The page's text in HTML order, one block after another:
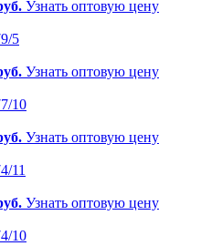
Узнать оптовую цену
5
Узнать оптовую цену
10
Узнать оптовую цену
11
Узнать оптовую цену
10